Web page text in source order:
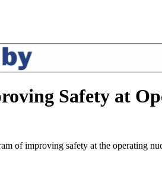
Safety at
of improving safety at the operating